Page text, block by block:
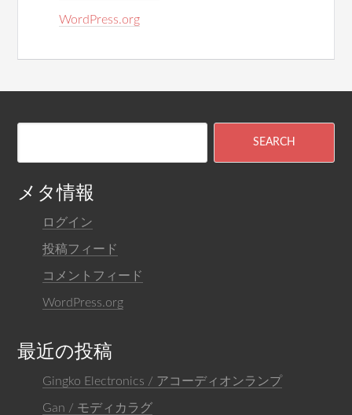
WordPress.org
メタ情報
ログイン
投稿フィード
コメントフィード
WordPress.org
最近の投稿
Gingko Electronics / アコーディオンランプ
Gan / モディカラグ